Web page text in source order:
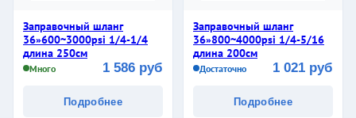
Заправочный шланг
36»600~3000psi 1/4-1/4
длина 250см
Много 1 586 руб
Подробнее
Заправочный шланг
36»800~4000psi 1/4-5/16
длина 200см
Достаточно 1 021 руб
Подробнее